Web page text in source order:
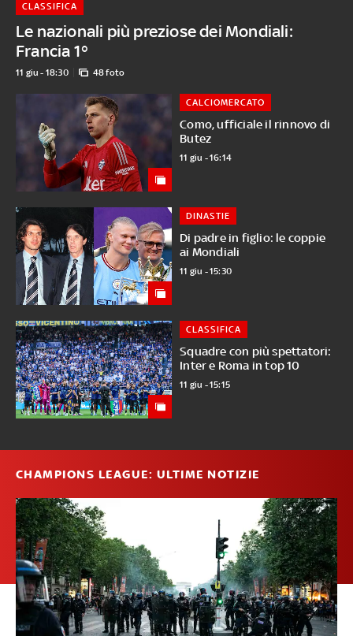
Le nazionali più preziose dei Mondiali:
Francia 1°
CLASSIFICA
11 giu - 18:30 48 foto
Como, ufficiale il rinnovo di
Butez
CALCIOMERCATO
11 giu - 16:14
Di padre in figlio: le coppie
ai Mondiali
DINASTIE
11 giu - 15:30
Squadre con più spettatori:
Inter e Roma in top 10
CLASSIFICA
11 giu - 15:15
CHAMPIONS LEAGUE: ULTIME NOTIZIE